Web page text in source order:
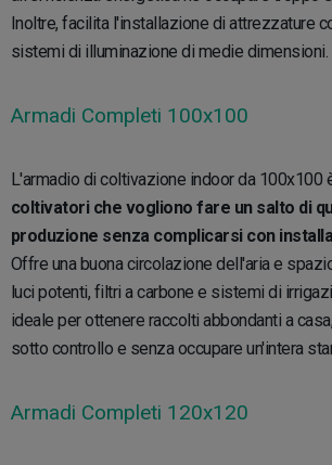
Inoltre, facilita l'installazione di attrezzature
sistemi di illuminazione di medie dimensioni.
Armadi Completi 100x100
L'armadio di coltivazione indoor da 100x100
coltivatori che vogliono fare un salto di
produzione senza complicarsi con
Offre una buona circolazione dell'aria e
luci potenti, filtri a carbone e sistemi di
ideale per ottenere raccolti abbondanti a
sotto controllo e senza occupare un'intera
Armadi Completi 120x120